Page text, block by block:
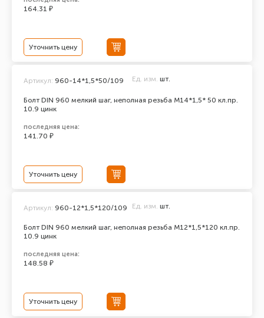
164.31 ₽
Уточнить цену
Болт DIN 960 мелкий шаг, неполная резьба M14*1,5* 50 кл.пр.
10.9 цинк
Артикул: 960-14*1,5*50/109 Ед. изм. шт.
последняя цена:
141.70 ₽
Уточнить цену
Болт DIN 960 мелкий шаг, неполная резьба M12*1,5*120 кл.пр.
10.9 цинк
Артикул: 960-12*1,5*120/109 Ед. изм. шт.
последняя цена:
148.58 ₽
Уточнить цену